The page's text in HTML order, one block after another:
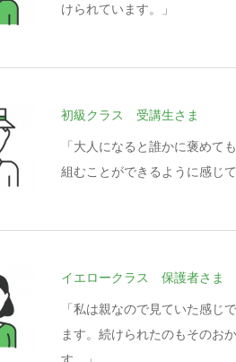
けられています。」
初級クラス 受講生さま
「大人になると誰かに褒めて
組むことができるように感じて
イエロークラス 保護者さま
「私は親なので見ていた感じ
ます。続けられたのもそのお